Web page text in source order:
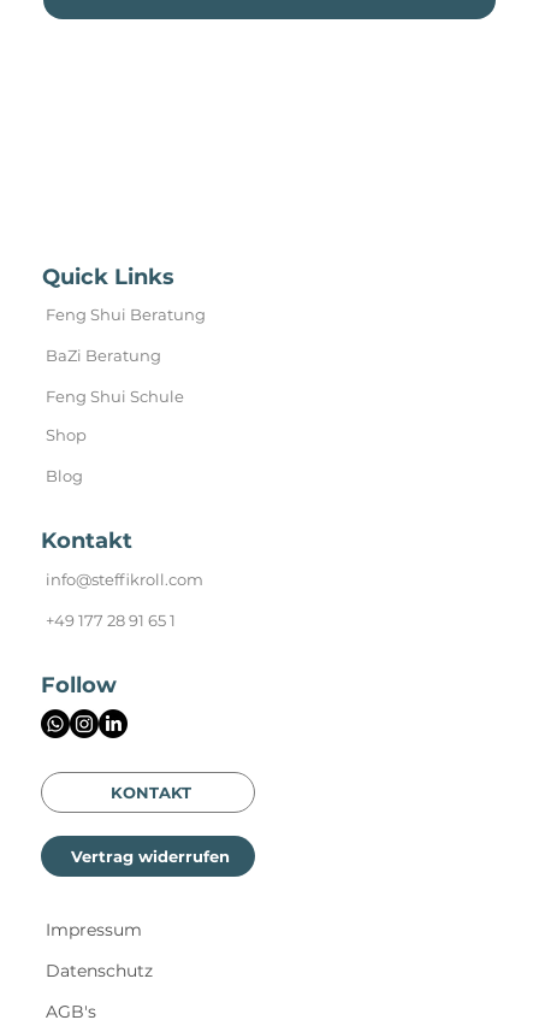
Quick Links
Feng Shui Beratung
BaZi Beratung
Feng Shui Schule
Shop
Kontakt
info@steffikroll.com
Follow
Impressum
Datenschutz